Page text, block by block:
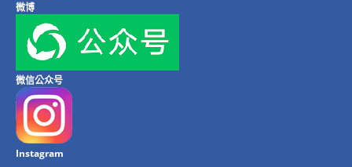
微博
微信公众号
Instagram